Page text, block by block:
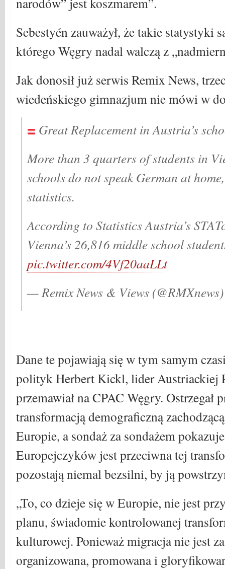
Sebestyén zauważył, że takie statystyki
którego Węgry nadal walczą z
Jak donosił już serwis Remix News,
wiedeńskiego gimnazjum nie mówi w
Great Replacement in Austria’s
More than 3 quarters of students in
schools do not speak German at
statistics.
According to Statistics Austria’s
Vienna’s 26,816 middle school
pic.twitter.com/4Vf20aaLLt
— Remix News & Views
Dane te pojawiają się w tym samym
polityk Herbert Kickl, lider Austriackiej
przemawiał na CPAC Węgry. Ostrzegał
transformacją demograficzną
Europie, a sondaż za sondażem
Europejczyków jest przeciwna tej
pozostają niemal bezsilni, by ją
„To, co dzieje się w Europie, nie jest
planu, świadomie kontrolowanej
kulturowej. Ponieważ migracja nie jest
organizowana, promowana i